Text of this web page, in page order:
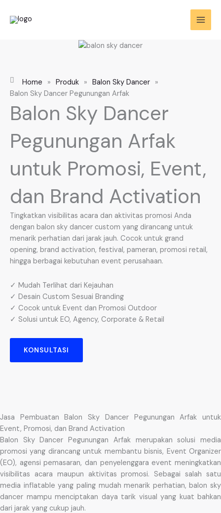
Home » Produk » Balon Sky Dancer
»
Balon Sky Dancer Pegunungan Arfak
Balon Sky Dancer
Pegunungan Arfak
untuk Promosi, Event,
dan Brand Activation
Tingkatkan visibilitas acara dan aktivitas promosi Anda
dengan balon sky dancer custom yang dirancang untuk
menarik perhatian dari jarak jauh. Cocok untuk grand
opening, brand activation, festival, pameran, promosi retail,
hingga berbagai kebutuhan event perusahaan.
✓ Mudah Terlihat dari Kejauhan
✓ Desain Custom Sesuai Branding
✓ Cocok untuk Event dan Promosi Outdoor
✓ Solusi untuk EO, Agency, Corporate & Retail
KONSULTASI
Jasa Pembuatan Balon Sky Dancer Pegunungan Arfak untuk
Event, Promosi, dan Brand Activation
Balon Sky Dancer Pegunungan Arfak merupakan solusi media
promosi yang dirancang untuk membantu bisnis, Event Organizer
(EO), agensi pemasaran, dan penyelenggara event meningkatkan
visibilitas acara maupun aktivitas promosi. Sebagai salah satu
media inflatable yang paling mudah menarik perhatian, balon sky
dancer mampu menciptakan daya tarik visual yang kuat bahkan
dari jarak yang cukup jauh.